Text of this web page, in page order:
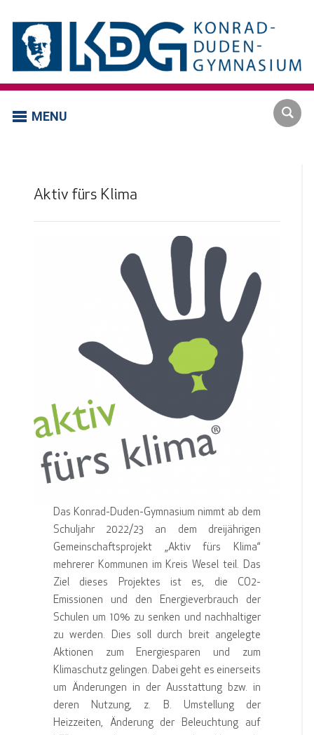
MENU
Aktiv fürs Klima
Das Konrad-Duden-Gymnasium nimmt ab dem
Schuljahr 2022/23 an dem dreijährigen
Gemeinschaftsprojekt „Aktiv fürs Klima“
mehrerer Kommunen im Kreis Wesel teil. Das
Ziel dieses Projektes ist es, die CO2-
Emissionen und den Energieverbrauch der
Schulen um 10% zu senken und nachhaltiger
zu werden. Dies soll durch breit angelegte
Aktionen zum Energiesparen und zum
Klimaschutz gelingen. Dabei geht es einerseits
um Änderungen in der Ausstattung bzw. in
deren Nutzung, z. B. Umstellung der
Heizzeiten, Änderung der Beleuchtung auf